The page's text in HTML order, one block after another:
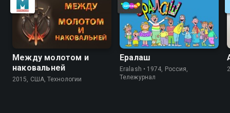
Между молотом и
наковальней
2015, США, Технологии
Ералаш
Eralash • 1974, Россия,
Тележурнал